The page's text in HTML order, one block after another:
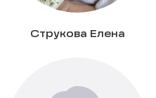
Струкова Елена